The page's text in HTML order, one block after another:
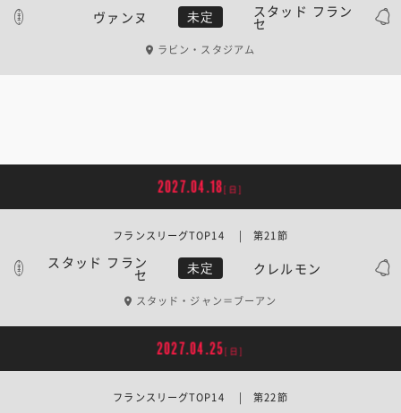
ヴァンヌ 未定 スタッド フラン
セ
ラビン・スタジアム
2027.04.18[日]
スタッド フラン
セ 未定 クレルモン
フランスリーグTOP14 | 第21節
スタッド・ジャン＝ブーアン
2027.04.25[日]
フランスリーグTOP14 | 第22節